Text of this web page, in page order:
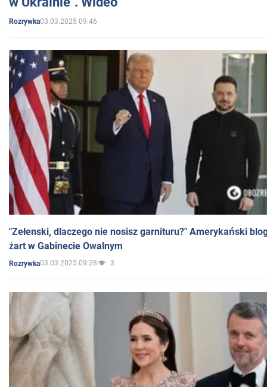
Rozrywka03.03.2025 09:46
"Zełenski, dlaczego nie nosisz garnituru?" Amerykański
żart w Gabinecie Owalnym
Rozrywka03.03.2025 09:28 3